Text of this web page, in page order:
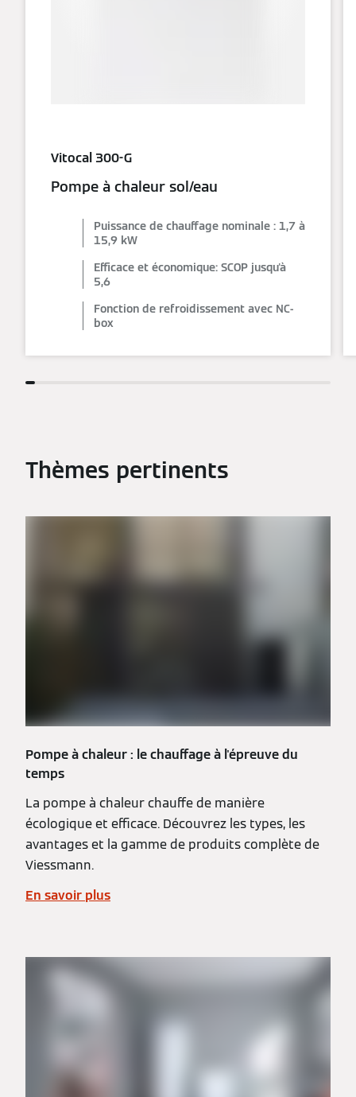
Vitocal 300-G
Pompe à chaleur sol/eau
Puissance de chauffage nominale : 1,7 à
15,9 kW
Efficace et économique: SCOP jusqu'à
5,6
Fonction de refroidissement avec NC-
box
Thèmes pertinents
Pompe à chaleur : le chauffage à l'épreuve du
temps
La pompe à chaleur chauffe de manière
écologique et efficace. Découvrez les types, les
avantages et la gamme de produits complète de
Viessmann.
En savoir plus